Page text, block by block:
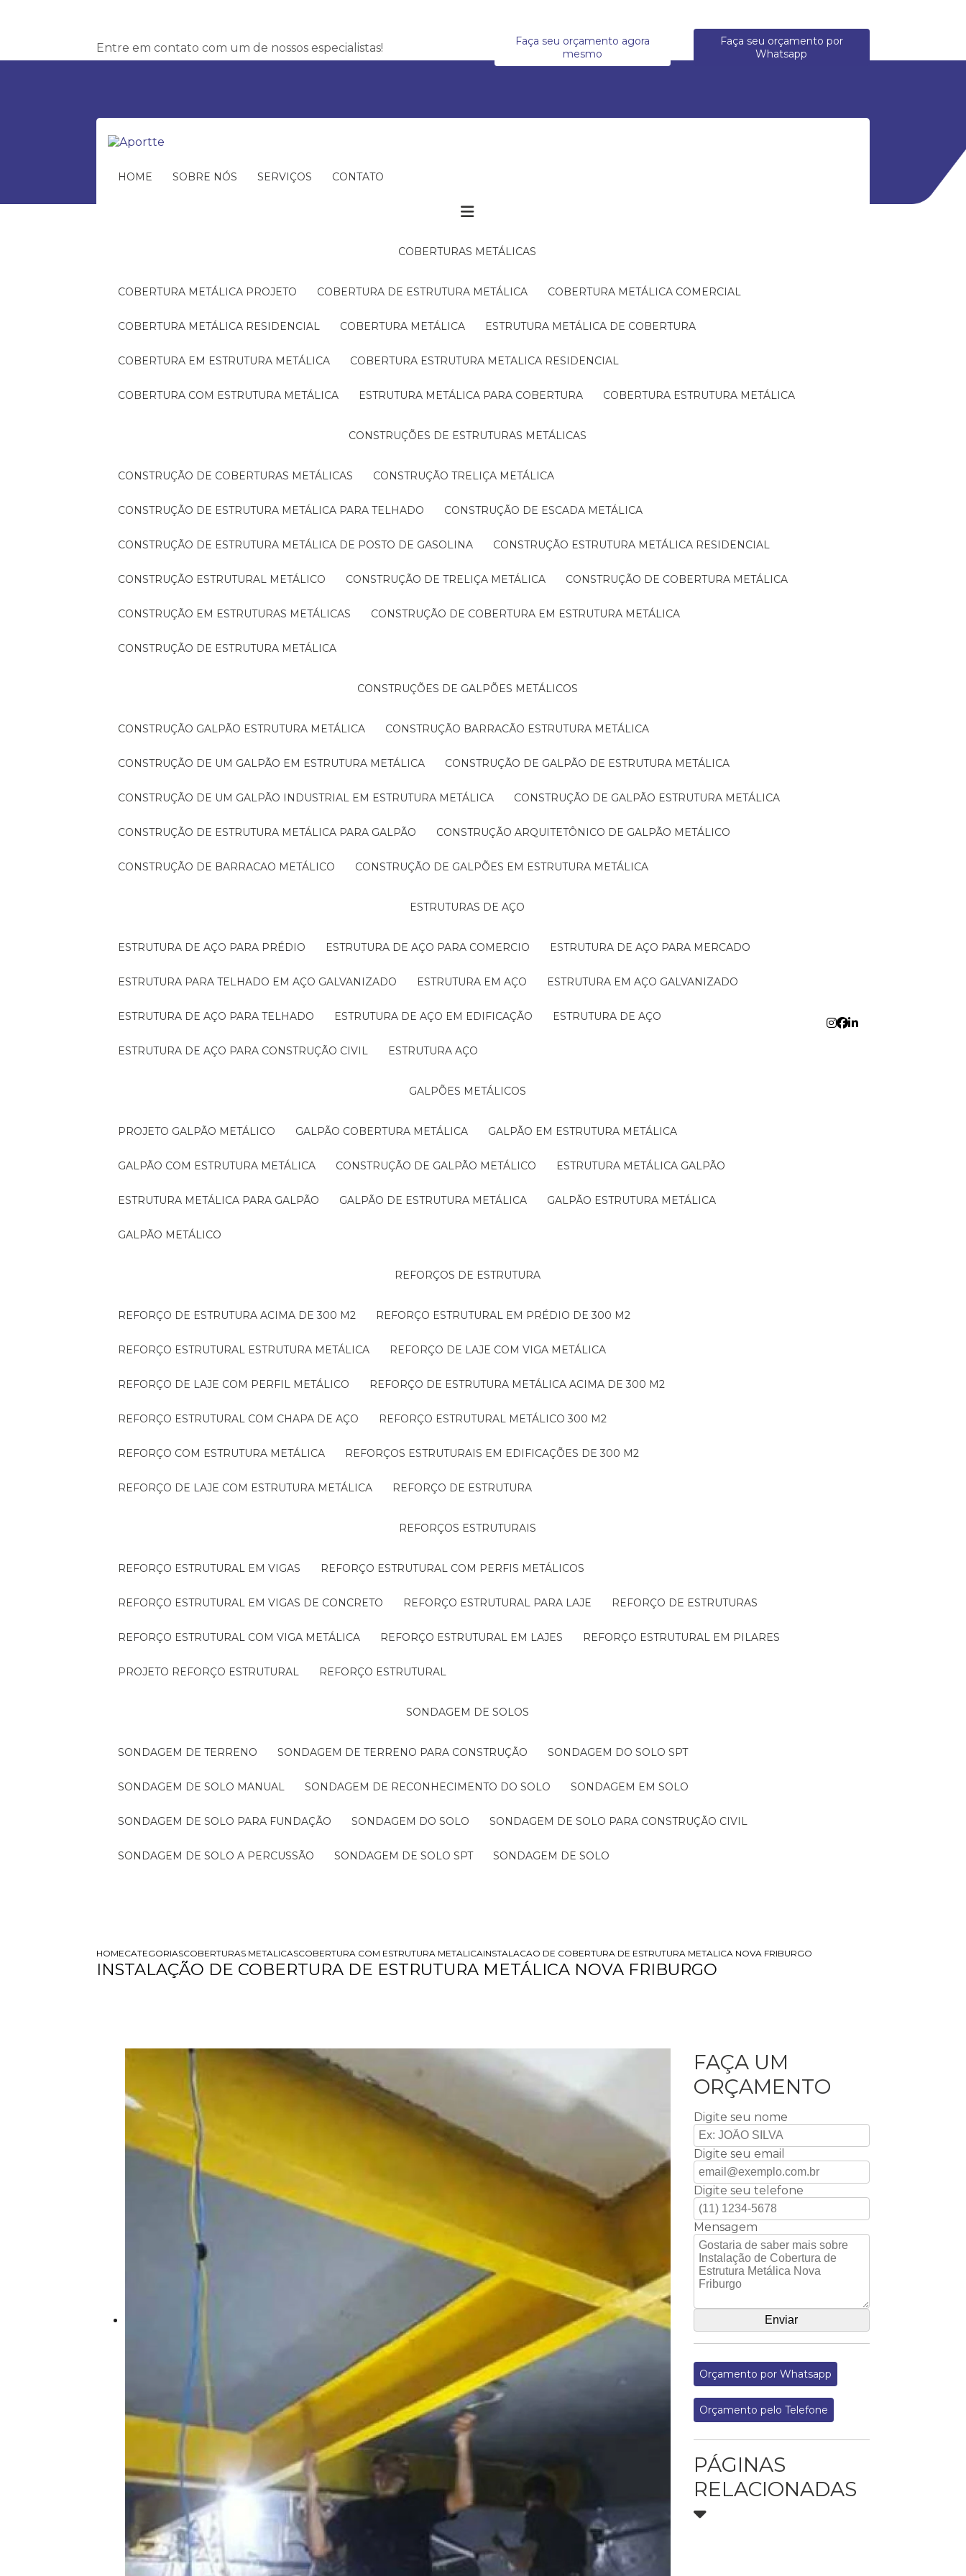
Entre em contato com um de nossos especialistas!
Faça seu orçamento agora
mesmo
Faça seu orçamento por
Whatsapp
HOME SOBRE NÓS SERVIÇOS CONTATO
COBERTURAS METÁLICAS
COBERTURA METÁLICA PROJETO COBERTURA DE ESTRUTURA METÁLICA COBERTURA METÁLICA COMERCIAL
COBERTURA METÁLICA RESIDENCIAL COBERTURA METÁLICA ESTRUTURA METÁLICA DE COBERTURA
COBERTURA EM ESTRUTURA METÁLICA COBERTURA ESTRUTURA METALICA RESIDENCIAL
COBERTURA COM ESTRUTURA METÁLICA ESTRUTURA METÁLICA PARA COBERTURA COBERTURA ESTRUTURA METÁLICA
CONSTRUÇÕES DE ESTRUTURAS METÁLICAS
CONSTRUÇÃO DE COBERTURAS METÁLICAS CONSTRUÇÃO TRELIÇA METÁLICA
CONSTRUÇÃO DE ESTRUTURA METÁLICA PARA TELHADO CONSTRUÇÃO DE ESCADA METÁLICA
CONSTRUÇÃO DE ESTRUTURA METÁLICA DE POSTO DE GASOLINA CONSTRUÇÃO ESTRUTURA METÁLICA RESIDENCIAL
CONSTRUÇÃO ESTRUTURAL METÁLICO CONSTRUÇÃO DE TRELIÇA METÁLICA CONSTRUÇÃO DE COBERTURA METÁLICA
CONSTRUÇÃO EM ESTRUTURAS METÁLICAS CONSTRUÇÃO DE COBERTURA EM ESTRUTURA METÁLICA
CONSTRUÇÃO DE ESTRUTURA METÁLICA
CONSTRUÇÕES DE GALPÕES METÁLICOS
CONSTRUÇÃO GALPÃO ESTRUTURA METÁLICA CONSTRUÇÃO BARRACÃO ESTRUTURA METÁLICA
CONSTRUÇÃO DE UM GALPÃO EM ESTRUTURA METÁLICA CONSTRUÇÃO DE GALPÃO DE ESTRUTURA METÁLICA
CONSTRUÇÃO DE UM GALPÃO INDUSTRIAL EM ESTRUTURA METÁLICA CONSTRUÇÃO DE GALPÃO ESTRUTURA METÁLICA
CONSTRUÇÃO DE ESTRUTURA METÁLICA PARA GALPÃO CONSTRUÇÃO ARQUITETÔNICO DE GALPÃO METÁLICO
CONSTRUÇÃO DE BARRACAO METÁLICO CONSTRUÇÃO DE GALPÕES EM ESTRUTURA METÁLICA
ESTRUTURAS DE AÇO
ESTRUTURA DE AÇO PARA PRÉDIO ESTRUTURA DE AÇO PARA COMERCIO ESTRUTURA DE AÇO PARA MERCADO
ESTRUTURA PARA TELHADO EM AÇO GALVANIZADO ESTRUTURA EM AÇO ESTRUTURA EM AÇO GALVANIZADO
ESTRUTURA DE AÇO PARA TELHADO ESTRUTURA DE AÇO EM EDIFICAÇÃO ESTRUTURA DE AÇO
ESTRUTURA DE AÇO PARA CONSTRUÇÃO CIVIL ESTRUTURA AÇO
GALPÕES METÁLICOS
PROJETO GALPÃO METÁLICO GALPÃO COBERTURA METÁLICA GALPÃO EM ESTRUTURA METÁLICA
GALPÃO COM ESTRUTURA METÁLICA CONSTRUÇÃO DE GALPÃO METÁLICO ESTRUTURA METÁLICA GALPÃO
ESTRUTURA METÁLICA PARA GALPÃO GALPÃO DE ESTRUTURA METÁLICA GALPÃO ESTRUTURA METÁLICA
GALPÃO METÁLICO
REFORÇOS DE ESTRUTURA
REFORÇO DE ESTRUTURA ACIMA DE 300 M2 REFORÇO ESTRUTURAL EM PRÉDIO DE 300 M2
REFORÇO ESTRUTURAL ESTRUTURA METÁLICA REFORÇO DE LAJE COM VIGA METÁLICA
REFORÇO DE LAJE COM PERFIL METÁLICO REFORÇO DE ESTRUTURA METÁLICA ACIMA DE 300 M2
REFORÇO ESTRUTURAL COM CHAPA DE AÇO REFORÇO ESTRUTURAL METÁLICO 300 M2
REFORÇO COM ESTRUTURA METÁLICA REFORÇOS ESTRUTURAIS EM EDIFICAÇÕES DE 300 M2
REFORÇO DE LAJE COM ESTRUTURA METÁLICA REFORÇO DE ESTRUTURA
REFORÇOS ESTRUTURAIS
REFORÇO ESTRUTURAL EM VIGAS REFORÇO ESTRUTURAL COM PERFIS METÁLICOS
REFORÇO ESTRUTURAL EM VIGAS DE CONCRETO REFORÇO ESTRUTURAL PARA LAJE REFORÇO DE ESTRUTURAS
REFORÇO ESTRUTURAL COM VIGA METÁLICA REFORÇO ESTRUTURAL EM LAJES REFORÇO ESTRUTURAL EM PILARES
PROJETO REFORÇO ESTRUTURAL REFORÇO ESTRUTURAL
SONDAGEM DE SOLOS
SONDAGEM DE TERRENO SONDAGEM DE TERRENO PARA CONSTRUÇÃO SONDAGEM DO SOLO SPT
SONDAGEM DE SOLO MANUAL SONDAGEM DE RECONHECIMENTO DO SOLO SONDAGEM EM SOLO
SONDAGEM DE SOLO PARA FUNDAÇÃO SONDAGEM DO SOLO SONDAGEM DE SOLO PARA CONSTRUÇÃO CIVIL
SONDAGEM DE SOLO A PERCUSSÃO SONDAGEM DE SOLO SPT SONDAGEM DE SOLO
HOMECATEGORIASCOBERTURAS METALICASCOBERTURA COM ESTRUTURA METALICAINSTALACAO DE COBERTURA DE ESTRUTURA METALICA NOVA FRIBURGO
INSTALAÇÃO DE COBERTURA DE ESTRUTURA METÁLICA NOVA FRIBURGO
FAÇA UM
ORÇAMENTO
Digite seu nome
Digite seu email
Digite seu telefone
Mensagem
Orçamento por Whatsapp
Orçamento pelo Telefone
PÁGINAS
RELACIONADAS